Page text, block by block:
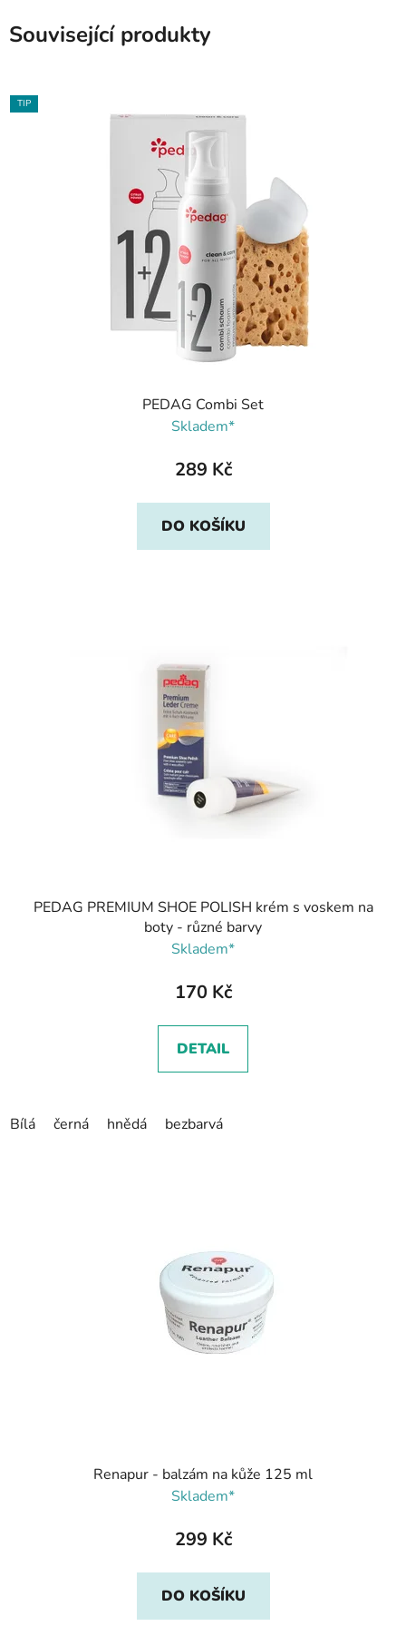
Související produkty
TIP
PEDAG Combi Set
Skladem*
289 Kč
DO KOŠÍKU
PEDAG PREMIUM SHOE POLISH krém s voskem na
boty - různé barvy
Skladem*
170 Kč
DETAIL
Bílá černá hnědá bezbarvá
Renapur - balzám na kůže 125 ml
Skladem*
299 Kč
DO KOŠÍKU